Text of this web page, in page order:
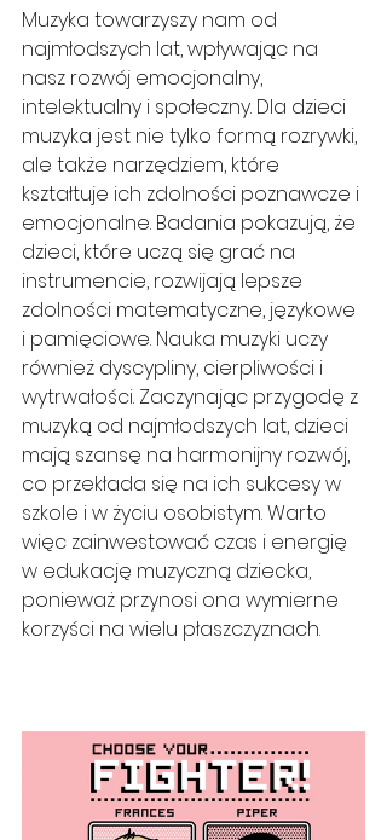
Muzyka towarzyszy nam od
najmłodszych lat, wpływając na
nasz rozwój emocjonalny,
intelektualny i społeczny. Dla dzieci
muzyka jest nie tylko formą rozrywki,
ale także narzędziem, które
kształtuje ich zdolności poznawcze i
emocjonalne. Badania pokazują, że
dzieci, które uczą się grać na
instrumencie, rozwijają lepsze
zdolności matematyczne, językowe
i pamięciowe. Nauka muzyki uczy
również dyscypliny, cierpliwości i
wytrwałości. Zaczynając przygodę z
muzyką od najmłodszych lat, dzieci
mają szansę na harmonijny rozwój,
co przekłada się na ich sukcesy w
szkole i w życiu osobistym. Warto
więc zainwestować czas i energię
w edukację muzyczną dziecka,
ponieważ przynosi ona wymierne
korzyści na wielu płaszczyznach.